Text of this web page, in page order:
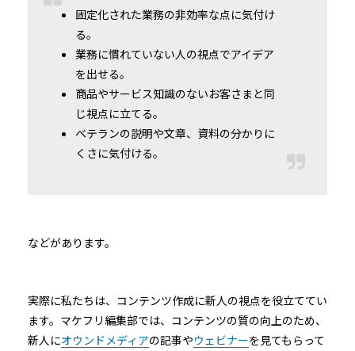
固定化された業務の非効率な点に気付け
る。
業務に慣れていない人の視点でアイデア
を出せる。
商品やサービス知識のないお客さまと同
じ視点に立てる。
ベテランの説明や文章、資料の分かりに
くさに気付ける。
などがあります。
実際に私たちは、コンテンツ作成に新人の視点を役立ててい
ます。マケフリ編集部では、コンテンツの質の向上のため、
新人にオウンドメディアの記事やウェビナーを見てもらって